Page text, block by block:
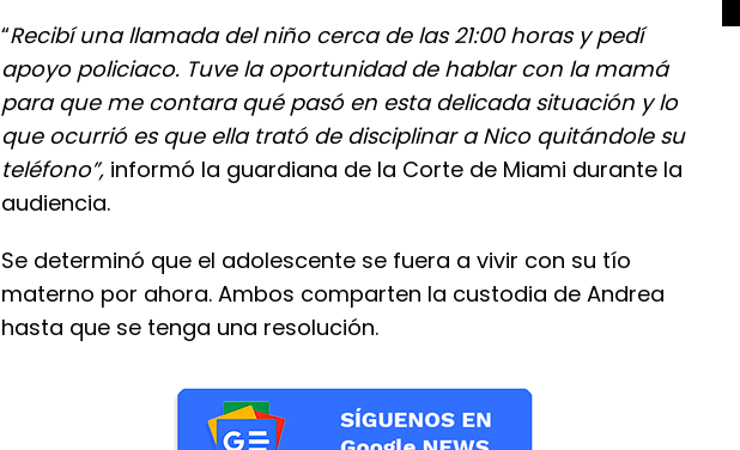
“Recibí una llamada del niño cerca de las 21:00 horas y pedí
apoyo policiaco. Tuve la oportunidad de hablar con la mamá
para que me contara qué pasó en esta delicada situación y lo
que ocurrió es que ella trató de disciplinar a Nico quitándole su
teléfono”, informó la guardiana de la Corte de Miami durante la
audiencia.
Se determinó que el adolescente se fuera a vivir con su tío
materno por ahora. Ambos comparten la custodia de Andrea
hasta que se tenga una resolución.